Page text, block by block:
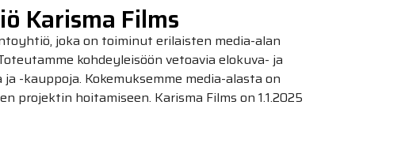
Karisma Films
joka on toiminut erilaisten media-alan
kohdeyleisöön vetoavia elokuva- ja
-kauppoja. Kokemuksemme media-alasta on
hoitamiseen. Karisma Films on 1.1.2025